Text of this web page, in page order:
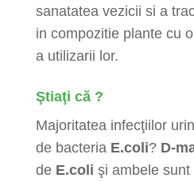
sanatatea vezicii si a
in compozitie plante cu
a utilizarii lor.
Ştiaţi că ?
Majoritatea infecţiilor
de bacteria E.coli? D-
de E.coli şi ambele